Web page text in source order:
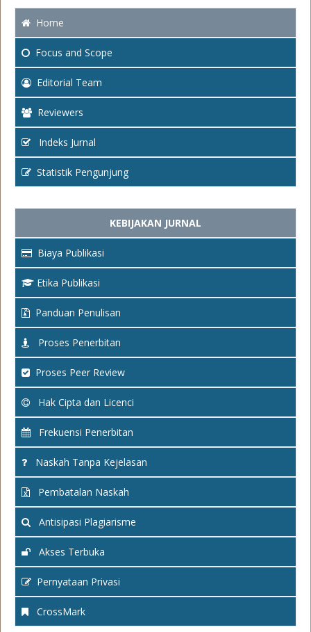
Home
Focus and Scope
Editorial Team
Reviewers
Indeks Jurnal
Statistik Pengunjung
KEBIJAKAN JURNAL
Biaya Publikasi
Etika Publikasi
Panduan Penulisan
Proses Penerbitan
Proses Peer Review
Hak Cipta dan Licenci
Frekuensi Penerbitan
Naskah Tanpa Kejelasan
Pembatalan Naskah
Antisipasi Plagiarisme
Akses Terbuka
Pernyataan Privasi
CrossMark